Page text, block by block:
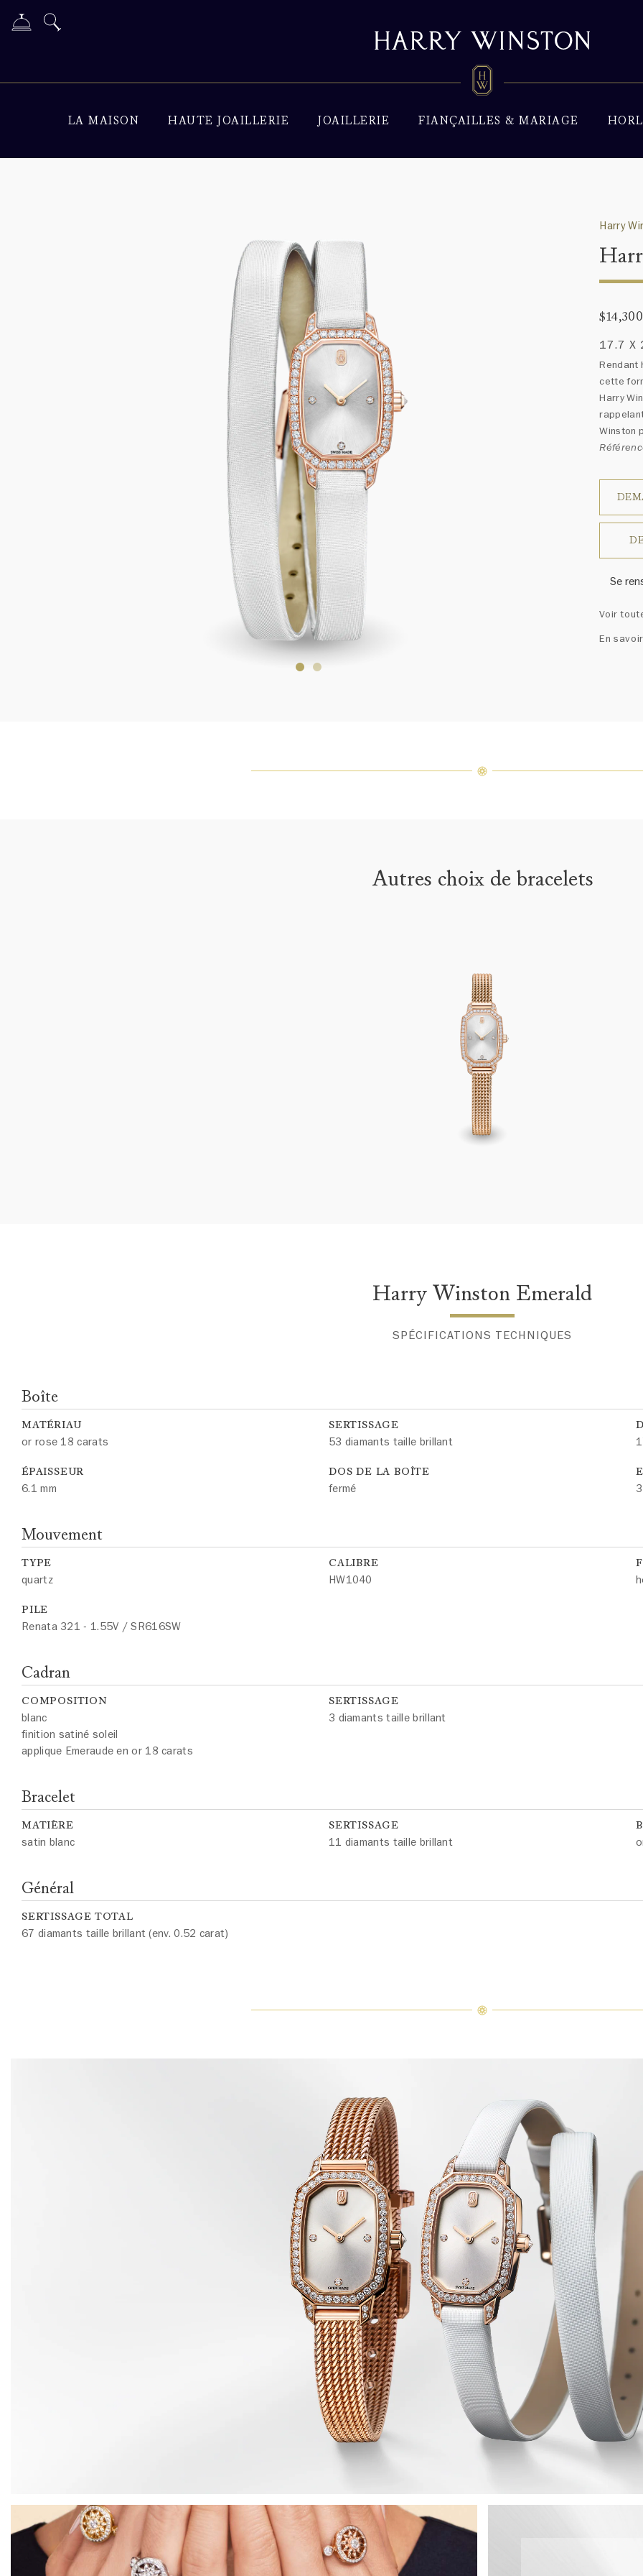
LA MAISON HAUTE JOAILLERIE JOAILLERIE FIANÇAILLES & MARIAGE
Harry
$14,300
17.7 X
Rendant
cette
Harry
Winston
Se
un
Voir
En
Autres choix de bracelets
Harry Winston Emerald
SPÉCIFICATIONS TECHNIQUES
Boîte
MATÉRIAU
or rose 18 carats
SERTISSAGE
53 diamants taille brillant
ÉPAISSEUR
6.1 mm
DOS DE LA BOÎTE
fermé 3
Mouvement
TYPE
quartz
CALIBRE
HW1040
PILE
Renata 321 - 1.55V / SR616SW
Cadran
COMPOSITION
blanc
finition satiné soleil
applique Emeraude en or 18 carats
SERTISSAGE
3 diamants taille brillant
Bracelet
MATIÈRE
satin blanc
SERTISSAGE
11 diamants taille brillant
Général
SERTISSAGE TOTAL
67 diamants taille brillant (env. 0.52 carat)